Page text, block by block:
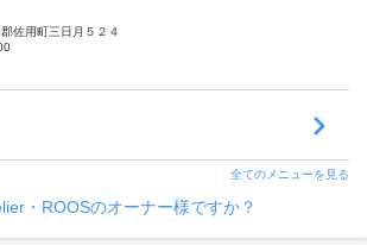
佐用町三日月５２４
全てのメニューを見る
・ROOSのオーナー様ですか？